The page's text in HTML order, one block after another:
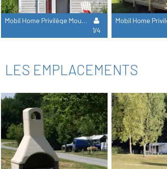
Mobil Home Privilège Mourat - 2 Chambres
1/4
LES EMPLACEMENTS